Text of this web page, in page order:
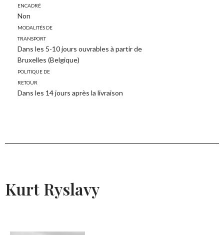
Encadré
Non
Modalités de
transport
Dans les 5-10 jours ouvrables à partir de
Bruxelles (Belgique)
Politique de
retour
Dans les 14 jours après la livraison
Kurt Ryslavy